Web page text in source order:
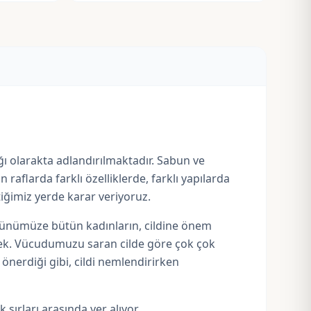
olarakta adlandırılmaktadır. Sabun ve
raflarda farklı özelliklerde, farklı yapılarda
yerde karar veriyoruz.
bütün kadınların, cildine önem
Vücudumuzu saran cilde göre çok çok
önerdiği gibi, cildi nemlendirirken